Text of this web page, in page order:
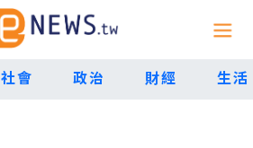
社會 政治 財經 生活